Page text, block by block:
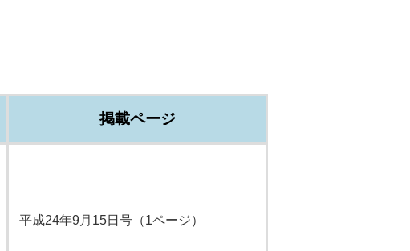
掲載ページ
平成24年9月15日号（1ページ）